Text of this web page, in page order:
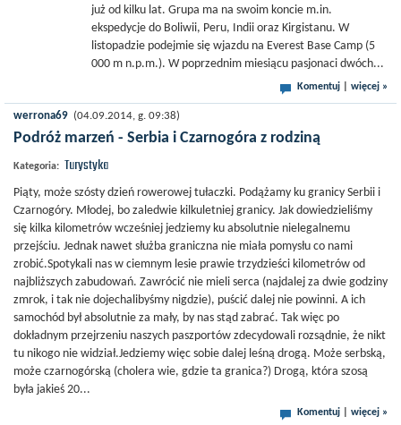
już od kilku lat. Grupa ma na swoim koncie m.in.
ekspedycje do Boliwii, Peru, Indii oraz Kirgistanu. W
listopadzie podejmie się wjazdu na Everest Base Camp (5
000 m n.p.m.). W poprzednim miesiącu pasjonaci dwóch...
Komentuj więcej »
werrona69 (04.09.2014, g. 09:38)
Podróż marzeń - Serbia i Czarnogóra z rodziną
Kategoria: Turystyka
Piąty, może szósty dzień rowerowej tułaczki. Podążamy ku granicy Serbii i
Czarnogóry. Młodej, bo zaledwie kilkuletniej granicy. Jak dowiedzieliśmy
się kilka kilometrów wcześniej jedziemy ku absolutnie nielegalnemu
przejściu. Jednak nawet służba graniczna nie miała pomysłu co nami
zrobić.Spotykali nas w ciemnym lesie prawie trzydzieści kilometrów od
najbliższych zabudowań. Zawrócić nie mieli serca (najdalej za dwie godziny
zmrok, i tak nie dojechalibyśmy nigdzie), puścić dalej nie powinni. A ich
samochód był absolutnie za mały, by nas stąd zabrać. Tak więc po
dokładnym przejrzeniu naszych paszportów zdecydowali rozsądnie, że nikt
tu nikogo nie widział.Jedziemy więc sobie dalej leśną drogą. Może serbską,
może czarnogórską (cholera wie, gdzie ta granica?) Drogą, która szosą
była jakieś 20...
Komentuj więcej »